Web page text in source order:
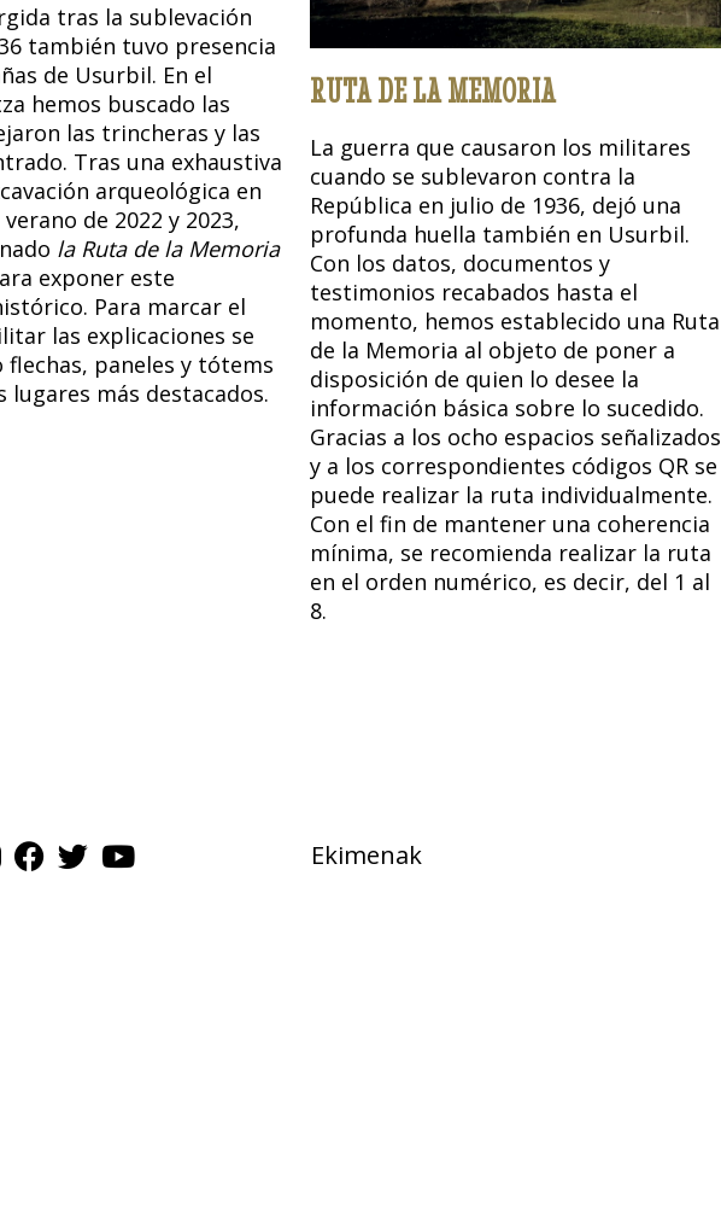
tras la sublevación
también tuvo presencia
de Usurbil. En el
hemos buscado las
las trincheras y las
Tras una exhaustiva
arqueológica en
de 2022 y 2023,
la Ruta de la Memoria
exponer este
Para marcar el
las explicaciones se
flechas, paneles y tótems
lugares más destacados.
RUTA DE LA MEMORIA
La guerra que causaron los militares
cuando se sublevaron contra la
República en julio de 1936, dejó una
profunda huella también en Usurbil.
Con los datos, documentos y
testimonios recabados hasta el
momento, hemos establecido una Ruta
de la Memoria al objeto de poner a
disposición de quien lo desee la
información básica sobre lo sucedido.
Gracias a los ocho espacios señalizados
y a los correspondientes códigos QR se
puede realizar la ruta individualmente.
Con el fin de mantener una coherencia
mínima, se recomienda realizar la ruta
en el orden numérico, es decir, del 1 al
8.
Ekimenak